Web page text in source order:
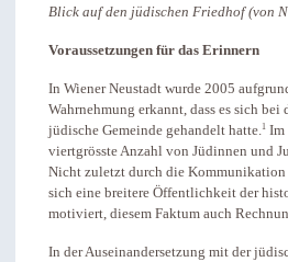
Blick auf den jüdischen Friedhof (von
Voraussetzungen für das Erinnern
In Wiener Neustadt wurde 2005
Wahrnehmung erkannt, dass es sich
jüdische Gemeinde gehandelt hatte.1 Im
viertgrösste Anzahl von Jüdinnen und
Nicht zuletzt durch die Kommunikation
sich eine breitere Öffentlichkeit der
motiviert, diesem Faktum auch
In der Auseinandersetzung mit der